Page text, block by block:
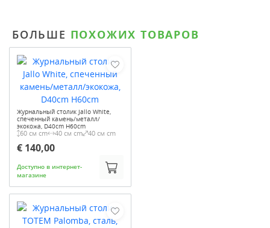
БОЛЬШЕ ПОХОЖИХ ТОВАРОВ
Журнальный столик Jallo White,
спеченный камень/металл/
экокожа, D40cm H60cm
60 см cm 40 см cm 40 см cm
€ 140,00
Доступно в интернет-
магазине